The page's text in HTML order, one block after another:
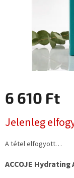
6 610 Ft
Jelenleg
A tétel elfogyott…
ACCOJE Hydrating